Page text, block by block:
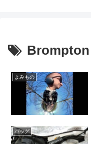
Brompton
よみもの
バッグ